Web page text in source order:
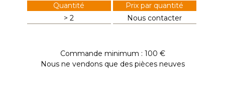
Quantité
Prix par quantité
> 2
Nous contacter
Commande minimum : 100 €
Nous ne vendons que des pièces neuves